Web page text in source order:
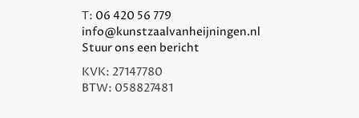
T: 06 420 56 779
info@kunstzaalvanheijningen.nl
Stuur ons een bericht
KVK: 27147780
BTW: 058827481